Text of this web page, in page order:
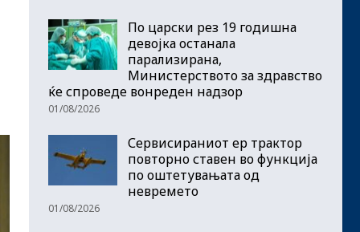
По царски рез 19 годишна
девојка останала
парализирана,
Министерството за здравство
ќе спроведе вонреден надзор
01/08/2026
Сервисираниот ер трактор
повторно ставен во функција
по оштетувањата од
невремето
01/08/2026